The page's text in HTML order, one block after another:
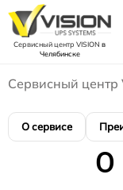
Сервисный центр VISION в
Челябинске
Сервисный центр
О сервисе
О